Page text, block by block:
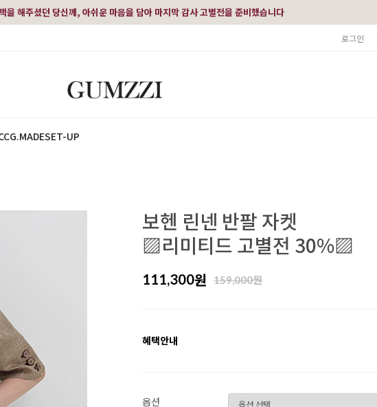
을 해주셨던 당신께, 아쉬운 마음을 담아 마지막 감사 고별전을 준비했습니다
로그인
G.MADESET-UP
보헨 린넨 반팔 자켓
▨리미티드 고별전 30%▨
111,300원 159,000원
혜택안내
옵션